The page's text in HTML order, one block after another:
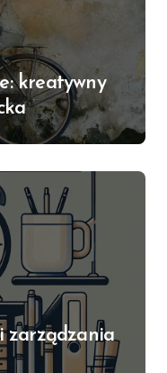
kreatywny
zarządzania